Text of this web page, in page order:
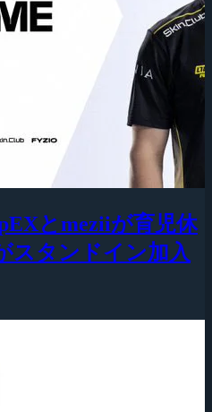
とmeziiが育児休
スタンドイン加入